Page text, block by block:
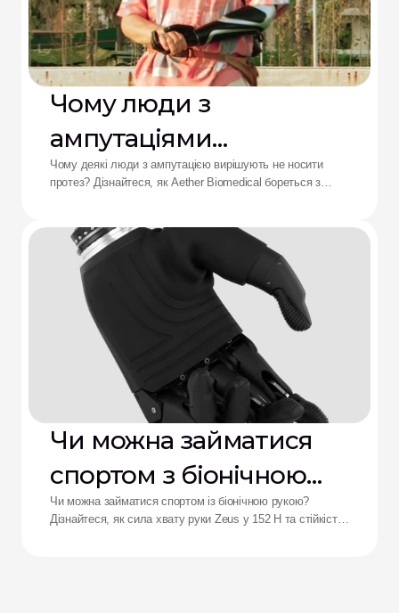
Чому люди з
ампутаціями
відмовляються від
Aether
Чому деякі люди з ампутацією вирішують не носити
протез? Дізнайтеся, як Aether Biomedical бореться з
Чи можна займатися
спортом з біонічною
рукою?
Чи можна займатися спортом із біонічною рукою?
Дізнайтеся, як сила хвату руки Zeus у 152 Н та стійкість